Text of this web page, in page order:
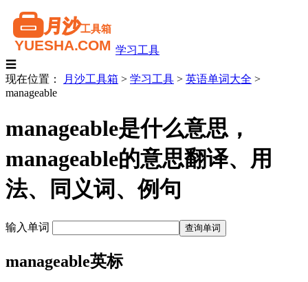
学习工具
☰
现在位置：
月沙工具箱 > 学习工具 > 英语单词大全 >
manageable
manageable是什么意思，
manageable的意思翻译、用
法、同义词、例句
输入单词
manageable英标